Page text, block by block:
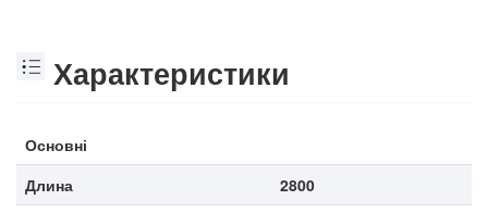
Характеристики
Основні
Длина
2800